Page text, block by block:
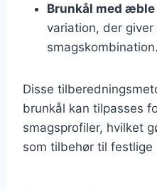
Brunkål med æble
variation, der
smagskombination.
Disse
brunkål kan tilpasses
smagsprofiler, hvilket
som tilbehør til festlige